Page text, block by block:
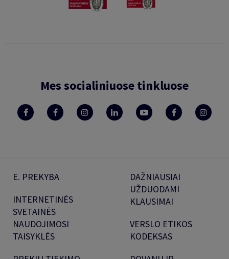
Mes socialiniuose tinkluose
E. PREKYBA
INTERNETINĖS
SVETAINĖS
NAUDOJIMOSI
TAISYKLĖS
DAŽNIAUSIAI
UŽDUODAMI
KLAUSIMAI
VERSLO ETIKOS
KODEKSAS